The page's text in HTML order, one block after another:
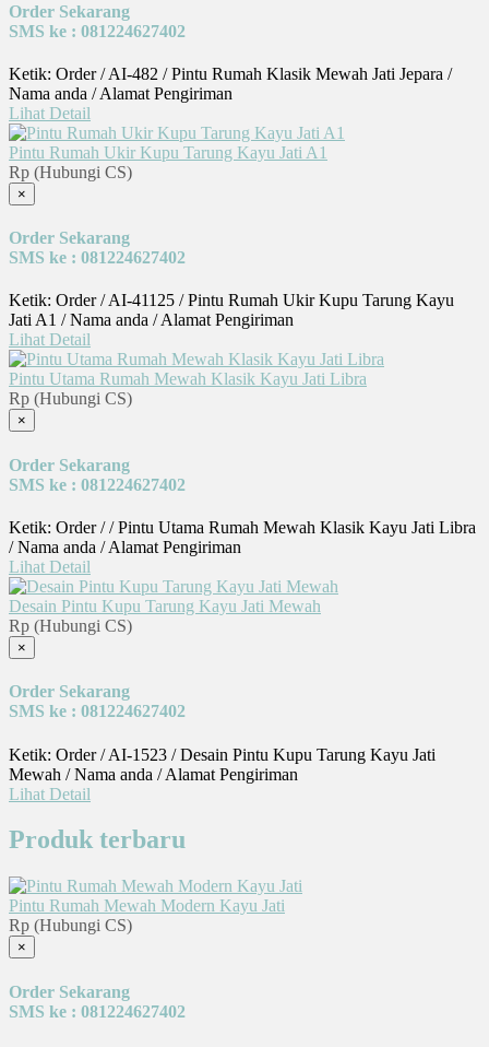
Order Sekarang
SMS ke : 081224627402
Ketik: Order / AI-482 / Pintu Rumah Klasik Mewah Jati Jepara /
Nama anda / Alamat Pengiriman
Lihat Detail
Pintu Rumah Ukir Kupu Tarung Kayu Jati A1
Rp (Hubungi CS)
×
Order Sekarang
SMS ke : 081224627402
Ketik: Order / AI-41125 / Pintu Rumah Ukir Kupu Tarung Kayu
Jati A1 / Nama anda / Alamat Pengiriman
Lihat Detail
Pintu Utama Rumah Mewah Klasik Kayu Jati Libra
Rp (Hubungi CS)
×
Order Sekarang
SMS ke : 081224627402
Ketik: Order / / Pintu Utama Rumah Mewah Klasik Kayu Jati Libra
/ Nama anda / Alamat Pengiriman
Lihat Detail
Desain Pintu Kupu Tarung Kayu Jati Mewah
Rp (Hubungi CS)
×
Order Sekarang
SMS ke : 081224627402
Ketik: Order / AI-1523 / Desain Pintu Kupu Tarung Kayu Jati
Mewah / Nama anda / Alamat Pengiriman
Lihat Detail
Produk terbaru
Pintu Rumah Mewah Modern Kayu Jati
Rp (Hubungi CS)
×
Order Sekarang
SMS ke : 081224627402